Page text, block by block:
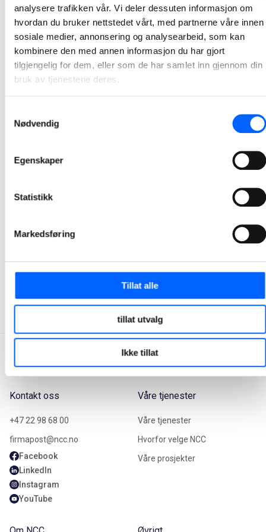
analysere trafikken vår. Vi deler dessuten informasjon om
hvordan du bruker nettstedet vårt, med partnerne våre innen
sosiale medier, annonsering og analysearbeid, som kan
kombinere den med annen informasjon du har gjort
tilgjengelig for dem, eller som de har samlet inn gjennom din
bruk av tjenestene deres.
Nødvendig
Egenskaper
Statistikk
Markedsføring
Tillat alle
tillat utvalg
Ikke tillat
Tor Heimdahl
+47 951 30 693
Kontakt oss
+47 22 98 68 00
firmapost@ncc.no
Facebook
LinkedIn
Instagram
YouTube
Våre tjenester
Våre tjenester
Hvorfor velge NCC
Våre prosjekter